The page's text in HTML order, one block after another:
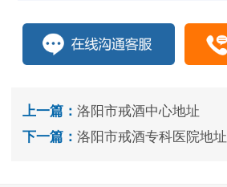
上一篇： 洛阳市戒酒中心地址
下一篇： 洛阳市戒酒专科医院地址